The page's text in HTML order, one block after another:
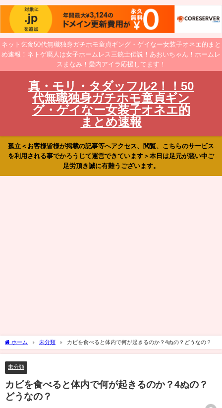
ネット乞食50代無職独身ガチホモ童貞ギング・ゲイなー女装子オネエ的まと
め速報！ネトゲ廃人は女子ホームレス三銃士伝説！あおいちゃん！ホームレ
スまなみ！愛内アイラ応援してます！
真・モリ・タダッフル2！！50
代無職独身ガチホモ童貞ギン
グ・ゲイなー女装子オネエ的
まとめ速報
孤立＜お客様皆様が掲載の記事等へアクセス、閲覧、こちらのサービス
を利用される事でかろうじて運営できています＞本日は足元が悪い中ご
足労頂き誠に有難うございます。
ホーム 未分類 カビを食べると体内で何が起きるのか？4ぬの？どうなの？
未分類
カビを食べると体内で何が起きるのか？4ぬの？
どうなの？